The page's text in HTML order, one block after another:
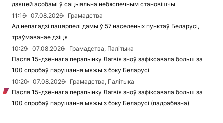
дзяцей асобамі ў сацыяльна небяспечным становішчы
11:16
07.08.2026
Грамадства
Ад непагадзі пацярпелі дамы ў 57 населеных пунктаў Беларусі,
траўмаванае дзіця
10:29
07.08.2026
Грамадства, Палітыка
Пасля 15-дзённага перапынку Латвія зноў зафіксавала больш за
100 спробаў парушэння мяжы з боку Беларусі
10:20
07.08.2026
Грамадства, Палітыка
Пасля 15-дзённага перапынку Латвія зноў зафіксавала больш за
100 спробаў парушэння мяжы з боку Беларусі (падрабязна)